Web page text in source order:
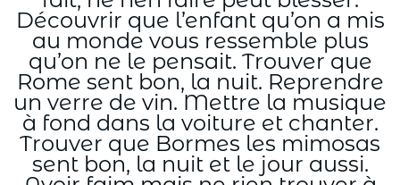
Découvrir que l’enfant qu’on a mis
au monde vous ressemble plus
qu’on ne le pensait. Trouver que
Rome sent bon, la nuit. Reprendre
un verre de vin. Mettre la musique
à fond dans la voiture et chanter.
Trouver que Bormes les mimosas
sent bon, la nuit et le jour aussi.